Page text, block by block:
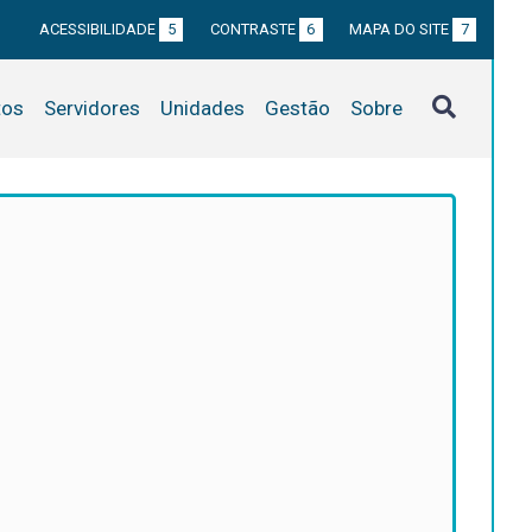
ACESSIBILIDADE 5 CONTRASTE 6 MAPA DO SITE 7
Servidores Unidades Gestão Sobre